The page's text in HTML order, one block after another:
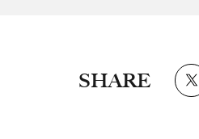
SHARE